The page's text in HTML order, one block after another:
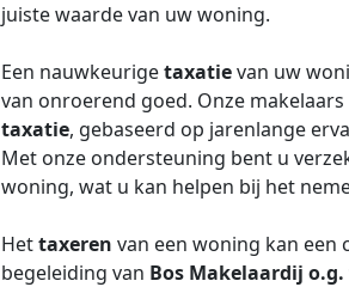
juiste waarde van uw woning.
Een nauwkeurigetaxatievan uw
van onroerend goed. Onze
taxatie, gebaseerd op jarenlange
Met onze ondersteuning bent u
woning, wat u kan helpen bij het
Hettaxeren van een woning kan een
begeleiding van Bos Makelaardij o.g.